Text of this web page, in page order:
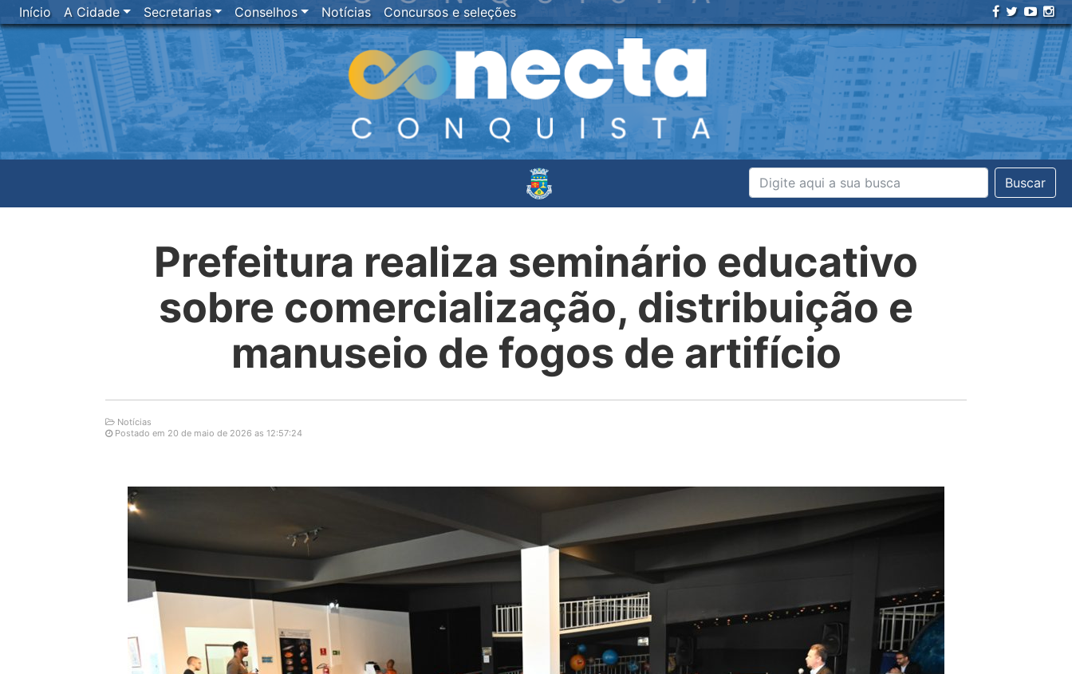
Início A Cidade Secretarias Conselhos Notícias Concursos e seleções
Buscar
Prefeitura realiza seminário educativo
sobre comercialização, distribuição e
manuseio de fogos de artifício
Notícias
Postado em 20 de maio de 2026 as 12:57:24